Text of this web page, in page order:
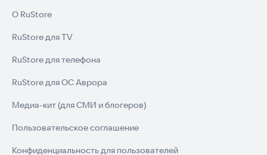
О RuStore
RuStore для TV
RuStore для телефона
RuStore для ОС Аврора
Медиа-кит (для СМИ и блогеров)
Пользовательское соглашение
Конфиденциальность для пользователей